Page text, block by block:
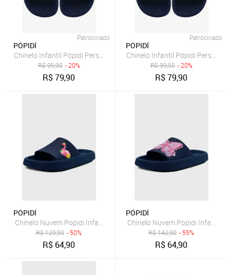
Patrocinado
PÓPIDÍ
Chinelo Infantil Pópidi Personalizado ENZO Estilo Nuvem Marinho
R$99,90 - 20%
R$79,90
Patrocinado
PÓPIDÍ
Chinelo Infantil Pópidi
R$99,90 - 20%
R$79,90
PÓPIDÍ
Chinelo Nuvem Popidi Infantil Menina Flamingo Azul Marinho
R$129,90 - 50%
R$ 64,90
PÓPIDÍ
Chinelo Nuvem Popidi Infantil
R$142,90 - 55%
R$ 64,90